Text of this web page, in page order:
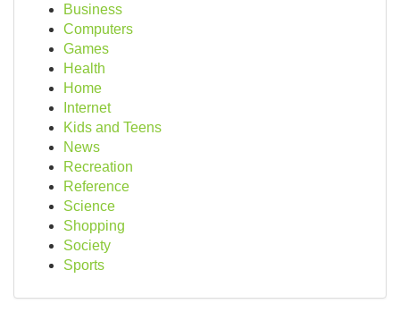
Business
Computers
Games
Health
Home
Internet
Kids and Teens
News
Recreation
Reference
Science
Shopping
Society
Sports